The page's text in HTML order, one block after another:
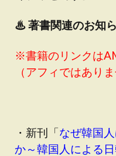
♨著書関連のお知
※書籍のリンクは
（アフィではあり
・新刊「なぜ韓国
か～韓国人による